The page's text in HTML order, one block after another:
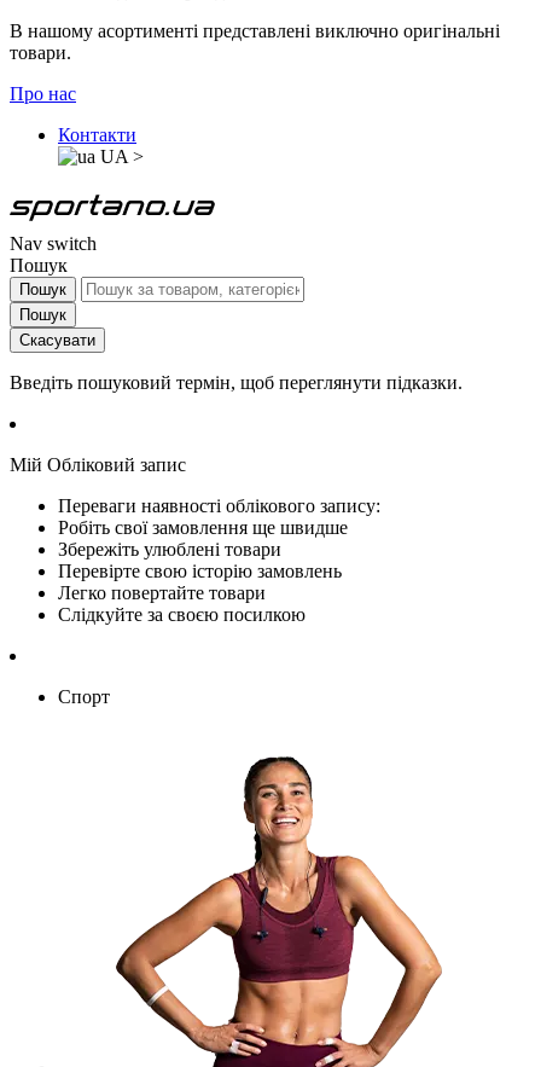
В нашому асортименті представлені виключно оригінальні
товари.
Про нас
Контакти
UA >
Nav switch
Пошук
Пошук
Пошук
Скасувати
Введіть пошуковий термін, щоб переглянути підказки.
Мій Обліковий запис
Переваги наявності облікового запису:
Робіть свої замовлення ще швидше
Збережіть улюблені товари
Перевірте свою історію замовлень
Легко повертайте товари
Слідкуйте за своєю посилкою
Спорт